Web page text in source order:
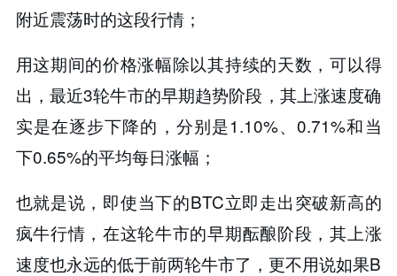
附近震荡时的这段行情；
用这期间的价格涨幅除以其持续的天数，可以得
出，最近3轮牛市的早期趋势阶段，其上涨速度确
实是在逐步下降的，分别是1.10%、0.71%和当
下0.65%的平均每日涨幅；
也就是说，即使当下的BTC立即走出突破新高的
疯牛行情，在这轮牛市的早期酝酿阶段，其上涨
速度也永远的低于前两轮牛市了，更不用说如果B